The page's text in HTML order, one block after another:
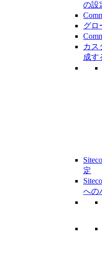
の設
グロ
カス
成す
定
への